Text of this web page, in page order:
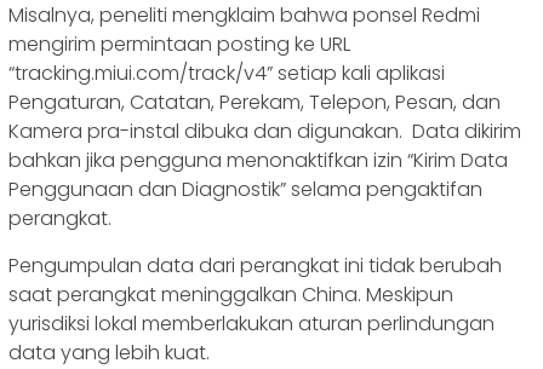
Misalnya, peneliti mengklaim bahwa ponsel Redmi
mengirim permintaan posting ke URL
“tracking.miui.com/track/v4” setiap kali aplikasi
Pengaturan, Catatan, Perekam, Telepon, Pesan, dan
Kamera pra-instal dibuka dan digunakan. Data dikirim
bahkan jika pengguna menonaktifkan izin “Kirim Data
Penggunaan dan Diagnostik” selama pengaktifan
perangkat.
Pengumpulan data dari perangkat ini tidak berubah
saat perangkat meninggalkan China. Meskipun
yurisdiksi lokal memberlakukan aturan perlindungan
data yang lebih kuat.